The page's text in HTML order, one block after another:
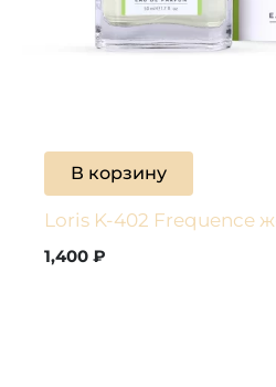
В корзину
Loris K-402 Frequence
1,400₽